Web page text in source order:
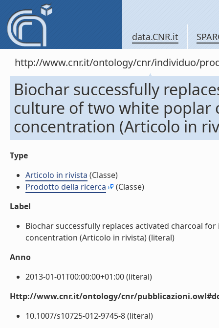
data.CNR.it
http://www.cnr.it/ontology/cnr/individuo/
Biochar successfully
culture of two white poplar
concentration (Articolo in
Type
Articolo in rivista (Classe)
Prodotto della ricerca
(Classe)
Label
Biochar successfully replaces activated charcoal
concentration (Articolo in rivista) (literal)
Anno
2013-01-01T00:00:00+01:00 (literal)
Http://www.cnr.it/ontology/cnr/
10.1007/s10725-012-9745-8 (literal)